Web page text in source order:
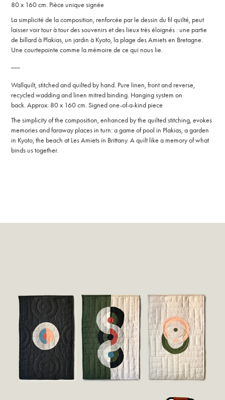
80 x 160 cm. Pièce unique signée
La simplicité de la composition, renforcée par le dessin du fil quilté, peut
laisser voir tour à tour des souvenirs et des lieux très éloignés : une partie
de billard à Plakias, un jardin à Kyoto, la plage des Amiets en Bretagne.
Une courtepointe comme la mémoire de ce qui nous lie.
Wallquilt, stitched and quilted by hand. Pure linen, front and reverse,
recycled wadding and linen mitred binding. Hanging system on
back.Approx: 80 x 160 cm. Signed one-of-a-kind piece
The simplicity of the composition, enhanced by the quilted stitching, evokes
memories and faraway places in turn: a game of pool in Plakias, a garden
in Kyoto, the beach at Les Amiets in Brittany. A quilt like a memory of what
binds us together.